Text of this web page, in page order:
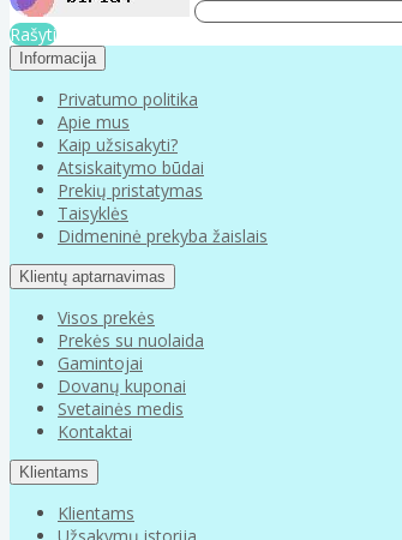
Rašyti
Informacija
Privatumo politika
Apie mus
Kaip užsisakyti?
Atsiskaitymo būdai
Prekių pristatymas
Taisyklės
Didmeninė prekyba žaislais
Klientų aptarnavimas
Visos prekės
Prekės su nuolaida
Gamintojai
Dovanų kuponai
Svetainės medis
Kontaktai
Klientams
Klientams